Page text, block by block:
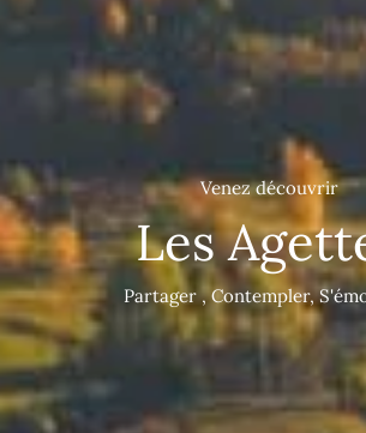
Venez découvrir
Les
Partager , Contempler,